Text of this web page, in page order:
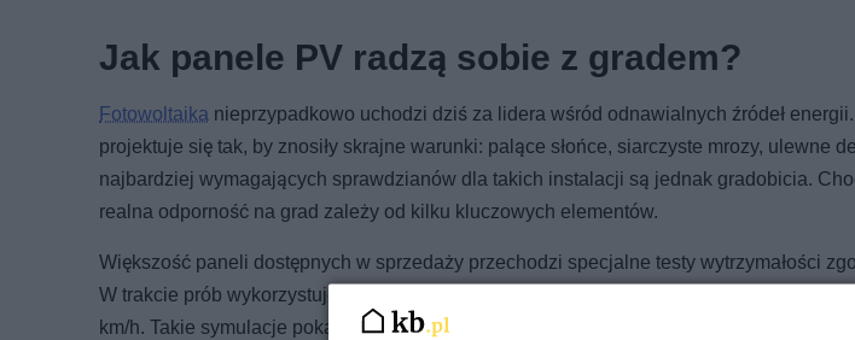
Jak panele PV radzą sobie z gradem?
Fotowoltaika nieprzypadkowo uchodzi dziś za lidera wśród odnawialnych źródeł energii.
projektuje się tak, by znosiły skrajne warunki: palące słońce, siarczyste mrozy, ulewne
najbardziej wymagających sprawdzianów dla takich instalacji są jednak gradobicia.
realna odporność na grad zależy od kilku kluczowych elementów.
Większość paneli dostępnych w sprzedaży przechodzi specjalne testy wytrzymałości
W trakcie prób wykorzystuje się lodowe kule o średnicy 25 mm, które uderzają w moduł
km/h. Takie symulacje pokazują, jak panel zachowa się podczas intensywnego